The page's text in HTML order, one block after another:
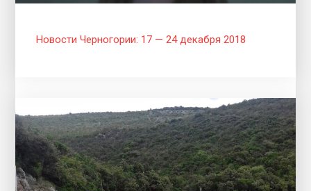
Новости Черногории: 17 — 24 декабря 2018